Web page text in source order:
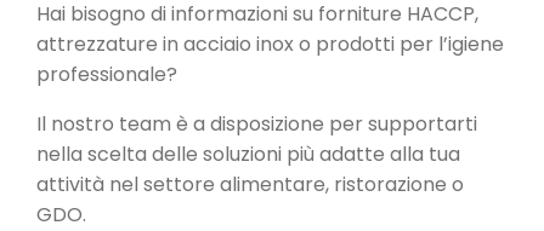
Hai bisogno di informazioni su forniture HACCP,
attrezzature in acciaio inox o prodotti per l’igiene
professionale?
Il nostro team è a disposizione per supportarti
nella scelta delle soluzioni più adatte alla tua
attività nel settore alimentare, ristorazione o
GDO.